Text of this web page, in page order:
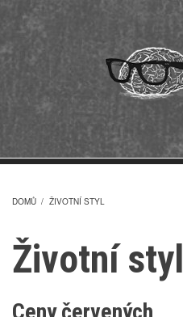
hlavnímu
NAVIGACE
DOMŮ / ŽIVOTNÍ STYL
Životní styl